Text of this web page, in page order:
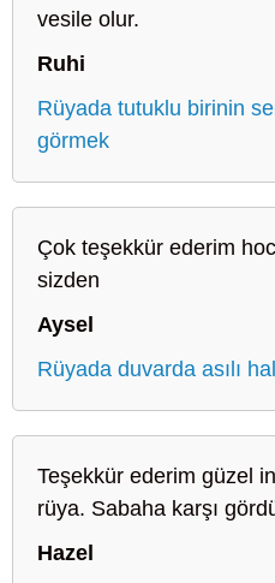
vesile olur.
Ruhi
Rüyada tutuklu birinin
görmek
Çok teşekkür ederim
sizden
Aysel
Rüyada duvarda asılı
Teşekkür ederim güzel
rüya. Sabaha karşı
Hazel